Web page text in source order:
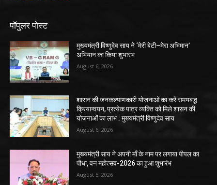
पॉपुलर पोस्ट
मुख्यमंत्री विष्णुदेव साय ने ‘मेरी बेटी–मेरा अभिमान’
अभियान का किया शुभारंभ
August 6, 2026
शासन की जनकल्याणकारी योजनाओं का करें समयबद्ध
क्रियान्वयन, प्रत्येक पात्र व्यक्ति को मिले शासन की
योजनाओं का लाभ : मुख्यमंत्री विष्णुदेव साय
August 6, 2026
मुख्यमंत्री साय ने अपनी माँ के नाम पर लगाया पीपल का
पौधा, वन महोत्सव-2026 का हुआ शुभारंभ
August 5, 2026